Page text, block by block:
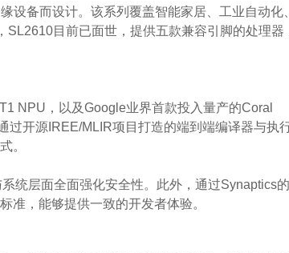
设备而设计。该系列覆盖智能家居、工业自动化
目前已面世，提供五款兼容引脚的处理器
NPU，以及Google业界首款投入量产的Coral
过开源IREE/MLIR项目打造的端到端编译器与执
。
统层面全面强化安全性。此外，通过Synaptics的
，能够提供一致的开发者体验。